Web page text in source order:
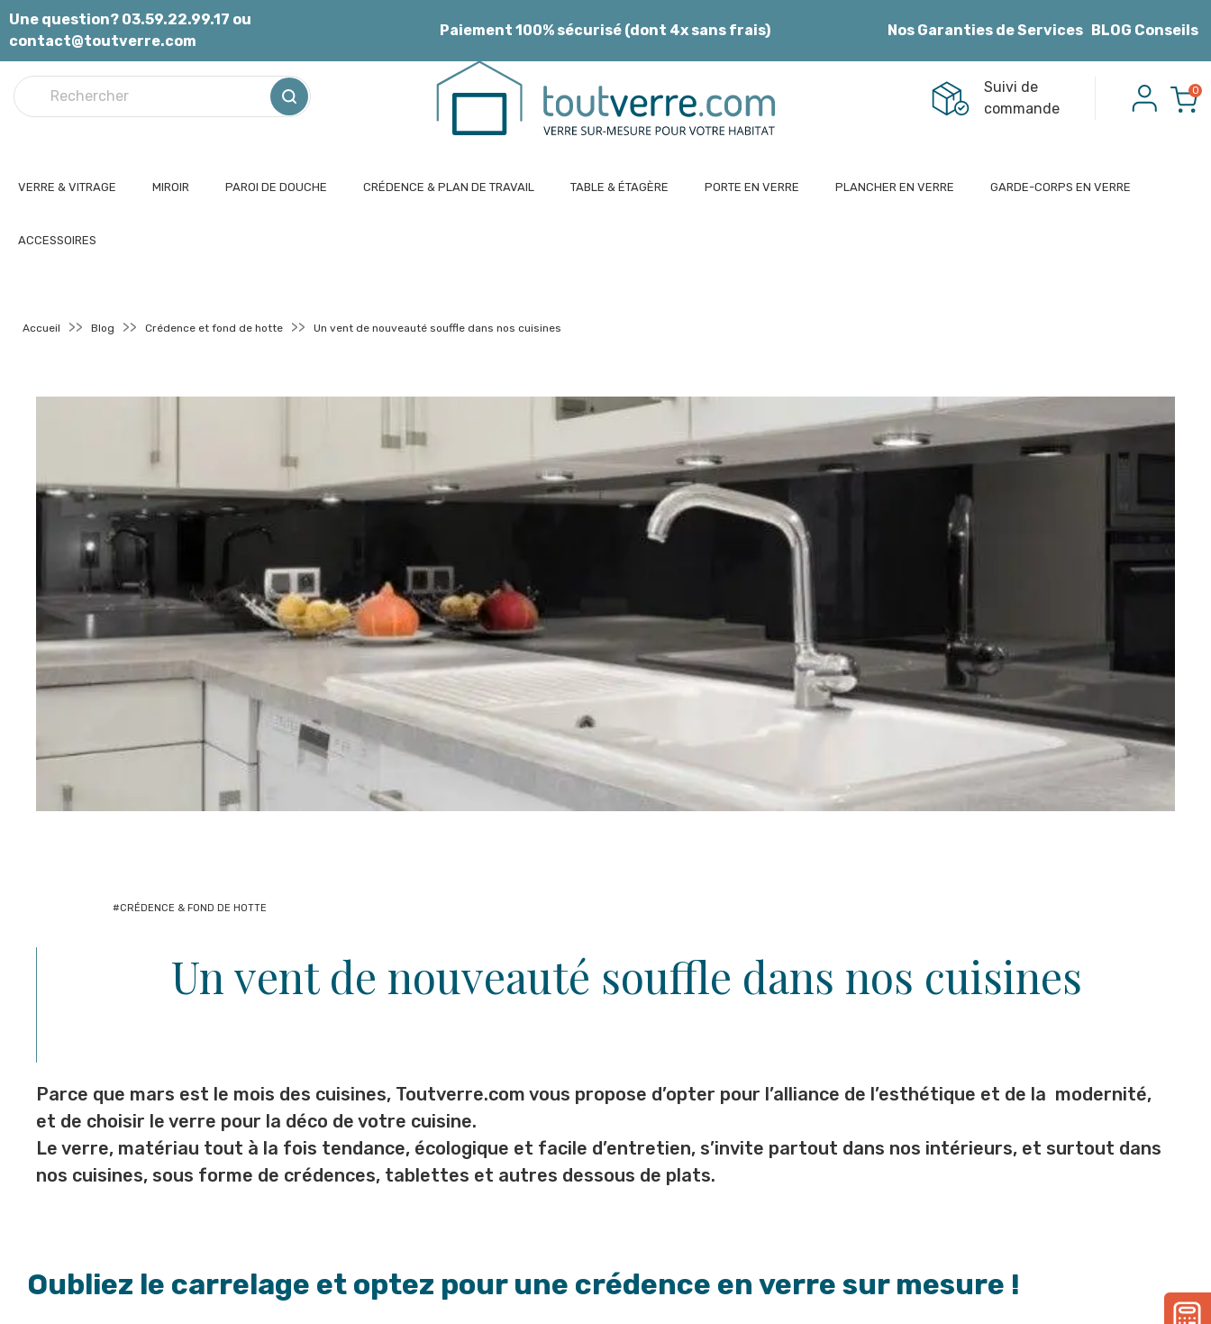
Panneau de gestion des cookies
Une question? 03.59.22.99.17 ou
contact@toutverre.com
Paiement 100% sécurisé (dont 4x sans frais) Nos Garanties de Services BLOG Conseils
Suivi de
commande
0
VERRE & VITRAGE MIROIR PAROI DE DOUCHE CRÉDENCE & PLAN DE TRAVAIL TABLE & ÉTAGÈRE PORTE EN VERRE PLANCHER EN VERRE GARDE-CORPS EN VERRE
ACCESSOIRES
Accueil Blog Crédence et fond de hotte Un vent de nouveauté souffle dans nos cuisines
#CRÉDENCE & FOND DE HOTTE
Un vent de nouveauté souffle dans nos cuisines
Parce que mars est le mois des cuisines, Toutverre.com vous propose d’opter pour l’alliance de l’esthétique et de la modernité,
et de choisir le verre pour la déco de votre cuisine.
Le verre, matériau tout à la fois tendance, écologique et facile d’entretien, s’invite partout dans nos intérieurs, et surtout dans
nos cuisines, sous forme de crédences, tablettes et autres dessous de plats.
Oubliez le carrelage et optez pour une crédence en verre sur mesure !